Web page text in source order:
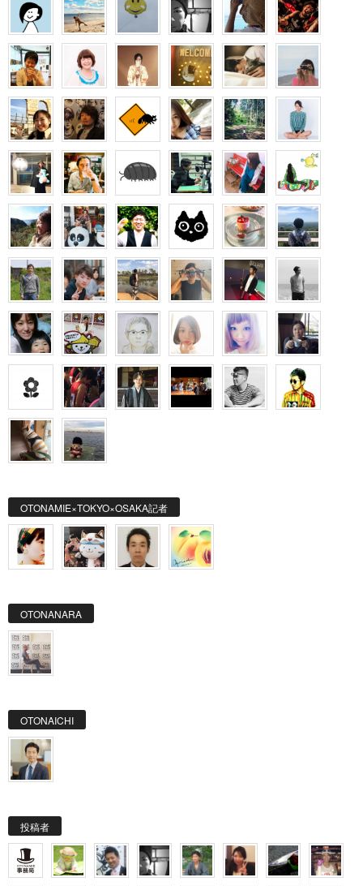
OTONAMIE×TOKYO×OSAKA記者
OTONANARA
OTONAICHI
投稿者